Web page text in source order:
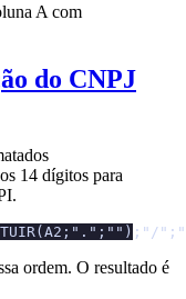
A com
do CNPJ
14 dígitos para
ordem. O resultado é